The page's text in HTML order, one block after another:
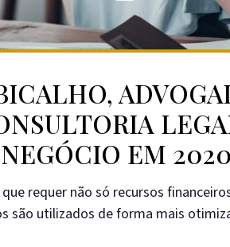
EM
requer não só recursos
são utilizados de forma mais